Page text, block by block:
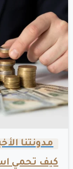
مدونتنا
كيف تحمي